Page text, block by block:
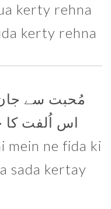
kerty rehna
kerty rehna
مُحبت سے جان
اس اُلفت کا
mein ne fida ki
sada kertay